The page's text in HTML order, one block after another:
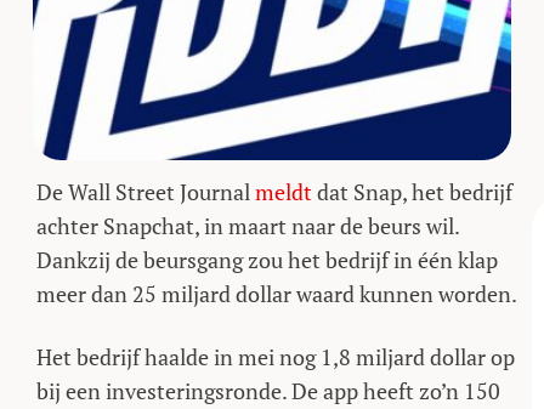
De Wall Street Journalmeldtdat Snap, het bedrijf
achter Snapchat, in maart naar de beurs wil.
Dankzij de beursgang zou het bedrijf in één klap
meer dan 25 miljard dollar waard kunnen worden.
Het bedrijf haalde in mei nog 1,8 miljard dollar op
bij een investeringsronde. De app heeft zo’n 150